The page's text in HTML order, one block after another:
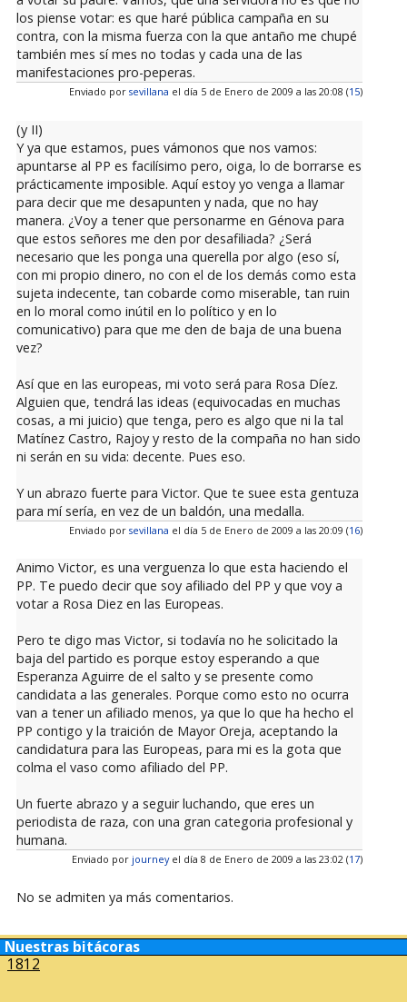
los piense votar: es que haré pública campaña en su
contra, con la misma fuerza con la que antaño me chupé
también mes sí mes no todas y cada una de las
manifestaciones pro-peperas.
Enviado por sevillana el día 5 de Enero de 2009 a las 20:08 (15)
(y II)
Y ya que estamos, pues vámonos que nos vamos:
apuntarse al PP es facilísimo pero, oiga, lo de borrarse es
prácticamente imposible. Aquí estoy yo venga a llamar
para decir que me desapunten y nada, que no hay
manera. ¿Voy a tener que personarme en Génova para
que estos señores me den por desafiliada? ¿Será
necesario que les ponga una querella por algo (eso sí,
con mi propio dinero, no con el de los demás como esta
sujeta indecente, tan cobarde como miserable, tan ruin
en lo moral como inútil en lo político y en lo
comunicativo) para que me den de baja de una buena
vez?
Así que en las europeas, mi voto será para Rosa Díez.
Alguien que, tendrá las ideas (equivocadas en muchas
cosas, a mi juicio) que tenga, pero es algo que ni la tal
Matínez Castro, Rajoy y resto de la compaña no han sido
ni serán en su vida: decente. Pues eso.
Y un abrazo fuerte para Victor. Que te suee esta gentuza
para mí sería, en vez de un baldón, una medalla.
Enviado por sevillana el día 5 de Enero de 2009 a las 20:09 (16)
Animo Victor, es una verguenza lo que esta haciendo el
PP. Te puedo decir que soy afiliado del PP y que voy a
votar a Rosa Diez en las Europeas.
Pero te digo mas Victor, si todavía no he solicitado la
baja del partido es porque estoy esperando a que
Esperanza Aguirre de el salto y se presente como
candidata a las generales. Porque como esto no ocurra
van a tener un afiliado menos, ya que lo que ha hecho el
PP contigo y la traición de Mayor Oreja, aceptando la
candidatura para las Europeas, para mi es la gota que
colma el vaso como afiliado del PP.
Un fuerte abrazo y a seguir luchando, que eres un
periodista de raza, con una gran categoria profesional y
humana.
Enviado por journeyel día 8 de Enero de 2009 a las 23:02 (17)
No se admiten ya más comentarios.
Nuestras bitácoras
1812